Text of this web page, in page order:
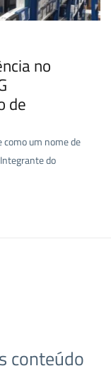
no
de
como um nome de
do
conteúdo